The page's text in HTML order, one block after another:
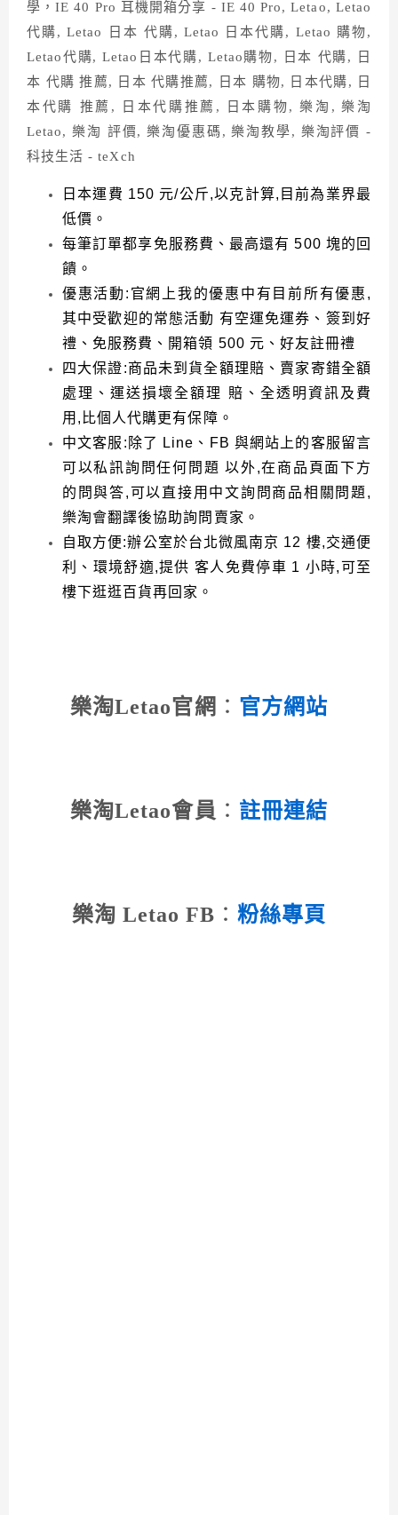
日本運費 150 元/公斤,以克計算, 目前為業界最
低價。
每筆訂單都享免服務費、最高還有 500 塊的回
饋。
優惠活動 : 官網上我的優惠中有目前所有優惠 ,
其中受歡迎的常態活動 有空運免運券、簽到好
禮、免服務費、開箱領 500 元、好友註冊禮
四大保證:商品未到貨全額理賠、賣家寄錯全額
處理、運送損壞全額理
賠、全透明資訊及費
用 , 比個人代購更有保障。
中文客服 : 除了 Line 、 FB 與網站上的客服留言
可以私訊詢問任何問題 以外,在商品頁面下方
的問與答,可以直接用中文詢問商品相關問題 ,
樂淘會翻譯後協助詢問賣家。
自取方便:辦公室於台北微風南京 12 樓,交通便
利、環境舒適,提供 客人免費停車 1 小時,可至
樓下逛逛百貨再回家。
樂淘Letao官網 ： 官方網站
樂淘Letao會員 ： 註冊連結
樂淘 Letao FB ：粉絲專頁